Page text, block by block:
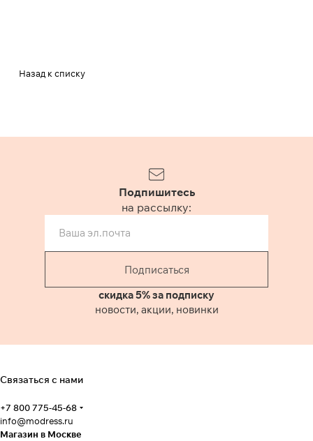
Назад к списку
Подпишитесь
на рассылку:
Подписаться
скидка 5% за подписку
новости, акции, новинки
Связаться с нами
+7 800 775-45-68
info@modress.ru
Магазин в Москве